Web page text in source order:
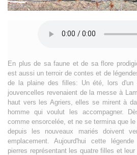
En plus de sa faune et de sa flore
est aussi un terroir de contes et de
de la plaine des filles: Un été, lors d'un
jouvencelles revenaient de la messe à
haut vers les Agriers, elles se mirent à
homme qui voulut les accompagner.
comme ensorcelée, et ne se termina que
depuis les nouveaux mariés doivent
emplacement. Aujourd'hui cette
pierres représentant les quatre filles et